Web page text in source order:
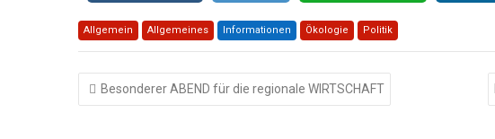
Allgemein Allgemeines Informationen Ökologie Politik
Beitragsnavigation
Besonderer ABEND für die regionale WIRTSCHAFT